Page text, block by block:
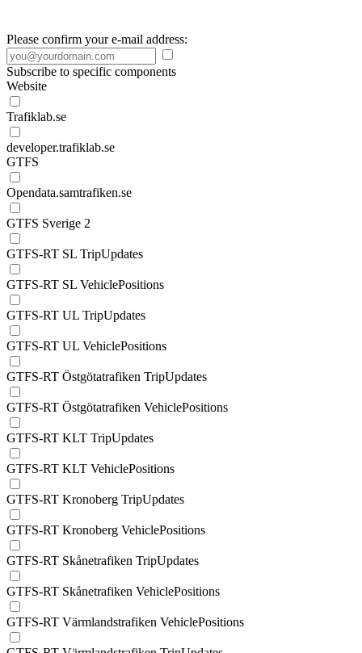
Please confirm your e-mail address:
Subscribe to specific components
Website
Trafiklab.se
developer.trafiklab.se
GTFS
Opendata.samtrafiken.se
GTFS Sverige 2
GTFS-RT SL TripUpdates
GTFS-RT SL VehiclePositions
GTFS-RT UL TripUpdates
GTFS-RT UL VehiclePositions
GTFS-RT Östgötatrafiken TripUpdates
GTFS-RT Östgötatrafiken VehiclePositions
GTFS-RT KLT TripUpdates
GTFS-RT KLT VehiclePositions
GTFS-RT Kronoberg TripUpdates
GTFS-RT Kronoberg VehiclePositions
GTFS-RT Skånetrafiken TripUpdates
GTFS-RT Skånetrafiken VehiclePositions
GTFS-RT Värmlandstrafiken VehiclePositions